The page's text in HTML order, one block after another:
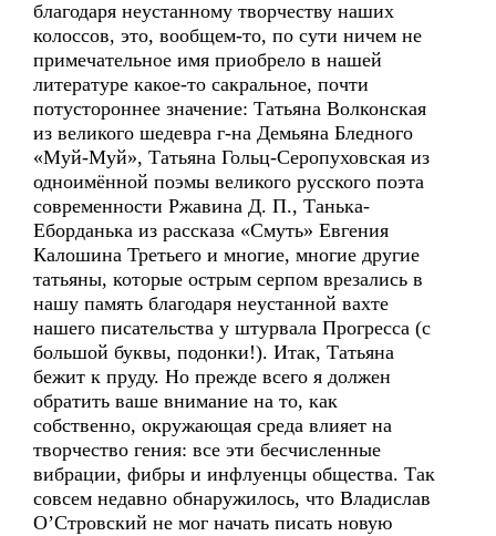
благодаря неустанному творчеству наших
колоссов, это, вообщем-то, по сути ничем не
примечательное имя приобрело в нашей
литературе какое-то сакральное, почти
потустороннее значение: Татьяна Волконская
из великого шедевра г-на Демьяна Бледного
«Муй-Муй», Татьяна Гольц-Серопуховская из
одноимённой поэмы великого русского поэта
современности Ржавина Д. П., Танька-
Еборданька из рассказа «Смуть» Евгения
Калошина Третьего и многие, многие другие
татьяны, которые острым серпом врезались в
нашу память благодаря неустанной вахте
нашего писательства у штурвала Прогресса (с
большой буквы, подонки!). Итак, Татьяна
бежит к пруду. Но прежде всего я должен
обратить ваше внимание на то, как
собственно, окружающая среда влияет на
творчество гения: все эти бесчисленные
вибрации, фибры и инфлуенцы общества. Так
совсем недавно обнаружилось, что Владислав
О’Cтровский не мог начать писать новую